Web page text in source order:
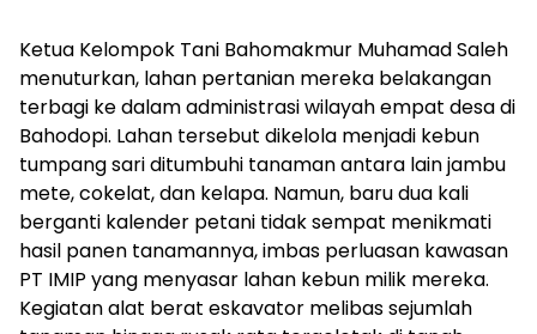
Ketua Kelompok Tani Bahomakmur Muhamad Saleh
menuturkan, lahan pertanian mereka belakangan
terbagi ke dalam administrasi wilayah empat desa di
Bahodopi. Lahan tersebut dikelola menjadi kebun
tumpang sari ditumbuhi tanaman antara lain jambu
mete, cokelat, dan kelapa. Namun, baru dua kali
berganti kalender petani tidak sempat menikmati
hasil panen tanamannya, imbas perluasan kawasan
PT IMIP yang menyasar lahan kebun milik mereka.
Kegiatan alat berat eskavator melibas sejumlah